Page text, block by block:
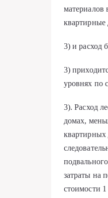
материа­лов
квартирные
3) и расход
3)
уровнях по
3). Расход
домах,
затраты на
стоимости